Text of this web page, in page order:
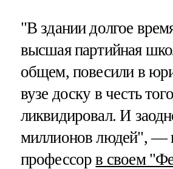
"В здании долгое
высшая партийная
общем, повесили в
вузе доску в честь
ликвидировал. И
миллионов людей", —
профессорв своем